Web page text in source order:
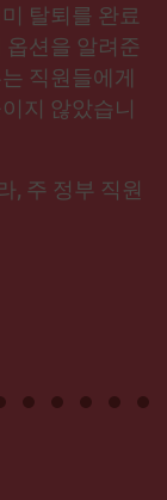
탈퇴를 완료
옵션을 알려준
직원들에게
지 않았습니
, 주 정부 직원